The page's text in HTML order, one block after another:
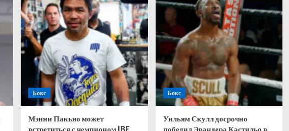
Бокс
Мэнни Пакьяо может
Бокс
Уильям Скулл досрочно